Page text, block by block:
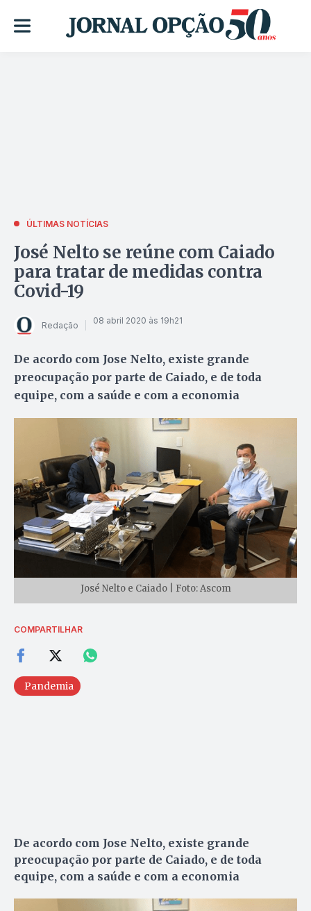
ÚLTIMAS NOTÍCIAS
José Nelto se reúne com Caiado
para tratar de medidas contra
Covid-19
Redação 08 abril 2020 às 19h21
De acordo com Jose Nelto, existe grande
preocupação por parte de Caiado, e de toda
equipe, com a saúde e com a economia
José Nelto e Caiado | Foto: Ascom
COMPARTILHAR
Pandemia
De acordo com Jose Nelto, existe grande
preocupação por parte de Caiado, e de toda
equipe, com a saúde e com a economia